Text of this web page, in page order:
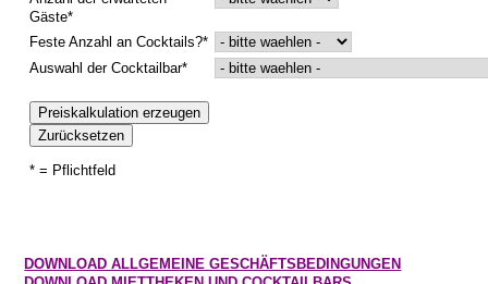
Gäste*
Feste Anzahl an Cocktails?*
Auswahl der Cocktailbar*
* = Pflichtfeld
DOWNLOAD ALLGEMEINE GESCHÄFTSBEDINGUNGEN